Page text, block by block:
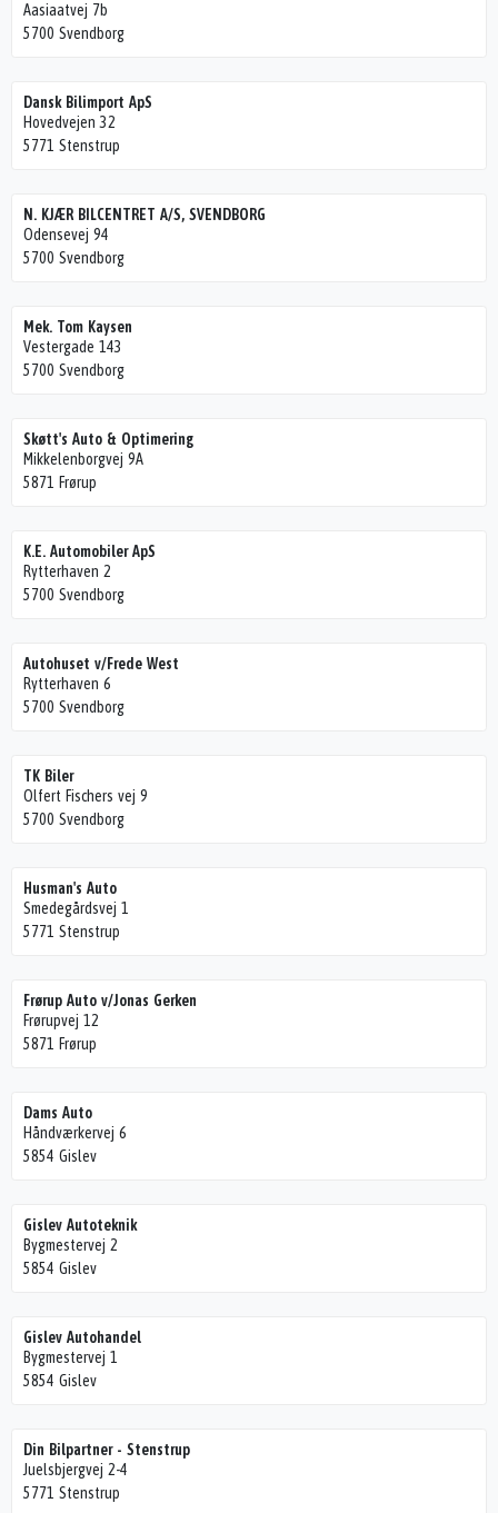
Aasiaatvej 7b
5700 Svendborg
Dansk Bilimport ApS
Hovedvejen 32
5771 Stenstrup
N. KJÆR BILCENTRET A/S, SVENDBORG
Odensevej 94
5700 Svendborg
Mek. Tom Kaysen
Vestergade 143
5700 Svendborg
Skøtt's Auto & Optimering
Mikkelenborgvej 9A
5871 Frørup
K.E. Automobiler ApS
Rytterhaven 2
5700 Svendborg
Autohuset v/Frede West
Rytterhaven 6
5700 Svendborg
TK Biler
Olfert Fischers vej 9
5700 Svendborg
Husman's Auto
Smedegårdsvej 1
5771 Stenstrup
Frørup Auto v/Jonas Gerken
Frørupvej 12
5871 Frørup
Dams Auto
Håndværkervej 6
5854 Gislev
Gislev Autoteknik
Bygmestervej 2
5854 Gislev
Gislev Autohandel
Bygmestervej 1
5854 Gislev
Din Bilpartner - Stenstrup
Juelsbjergvej 2-4
5771 Stenstrup